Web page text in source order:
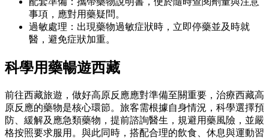
事項，應對用藥疑問。
過敏處理：出現藥物過敏症狀時，立即停藥並及時就
醫，避免症狀加重。
科學用藥暢遊西藏
前往西藏旅遊，做好高原反應應對準備至關重要，治療西藏高
原反應的藥物是核心環節。旅客需根據自身情況，科學選擇預
防、緩解及應急類藥物，提前諮詢醫生，規避用藥風險，並嚴
格按照要求服用。與此同時，搭配合理的飲食、休息與運動習